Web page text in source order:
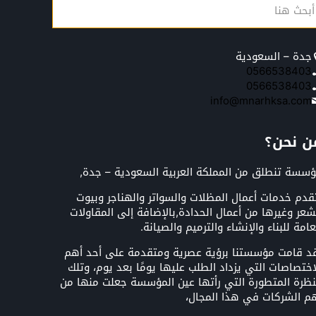
جدة – السعودية
0566538403
0566538403
info@mnarhksa.com
نحن؟
تنطلق من المملكة العربية السعودية – جدة,
خدمات أعمال المظلات والسواتر والهناجر وبيوت
وغيرها من أعمال الحدادة,بالإضافة إلى المقاولات
للبناء والإنشاء والترميم والصيانة.
قامت مؤسستنا برؤية عصرية ومتقدمة على أحد أهم
التي يزداد الطلب عليها يومًا بعد يوم، وتلك
المتطورة التي رأتها عين المؤسسة جعلت منها من
الشركات في هذا المجال،